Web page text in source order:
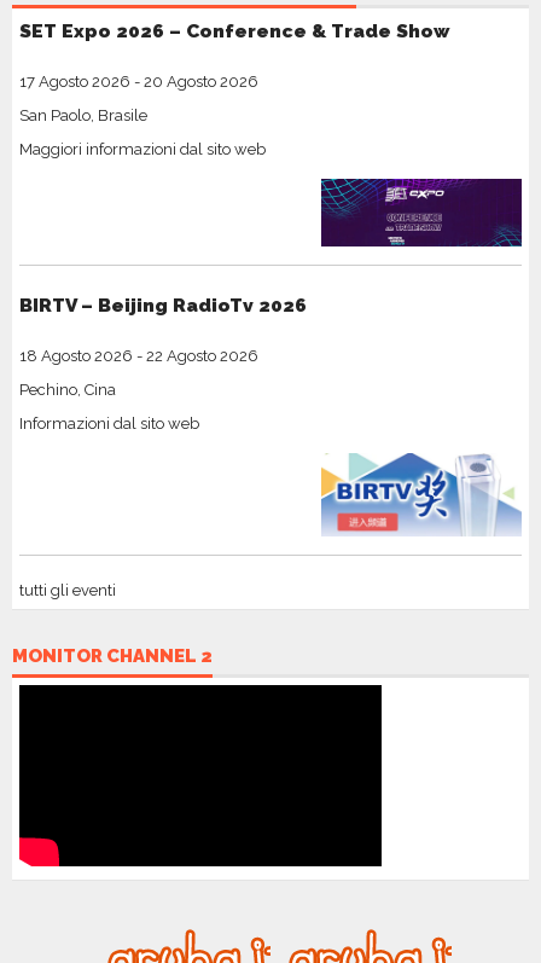
SET Expo 2026 – Conference & Trade Show
17 Agosto 2026 - 20 Agosto 2026
San Paolo, Brasile
Maggiori informazioni dal sito web
BIRTV – Beijing RadioTv 2026
18 Agosto 2026 - 22 Agosto 2026
Pechino, Cina
Informazioni dal sito web
tutti gli eventi
MONITOR CHANNEL 2